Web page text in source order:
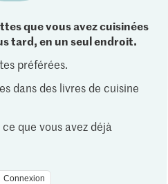
que vous avez cuisinées
tard, en un seul endroit.
préférées.
dans des livres de cuisine
que vous avez déjà
Connexion